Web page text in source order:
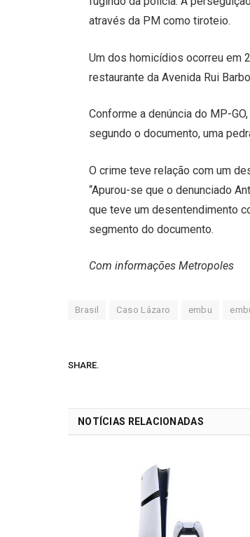
através da PM como tiroteio.
Um dos homicídios ocorreu em
restaurante da Avenida Rui
Conforme a denúncia do MP-
segundo o documento, uma
O crime teve relação com um
“Apurou-se que o denunciado
que teve um desentendimento
segmento do documento.
Com informações Metropoles
Brasil Caso Lázaro embu
SHARE.
NOTÍCIAS RELACIONADAS